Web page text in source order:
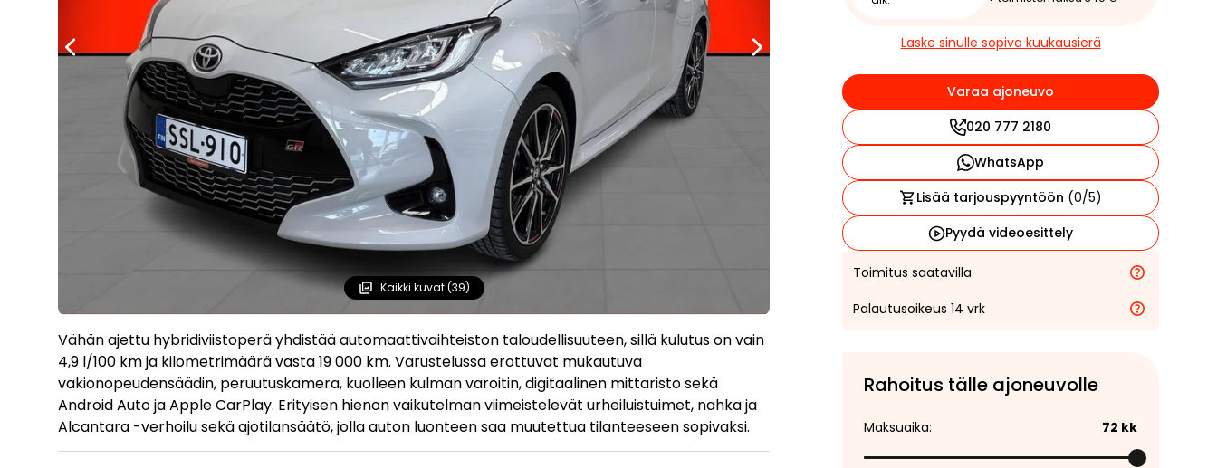
Kaikki kuvat (39)
Vähän ajettu hybridiviistoperä yhdistää automaattivaihteiston taloudellisuuteen, sillä kulutus on vain
4,9 l/100 km ja kilometrimäärä vasta 19 000 km. Varustelussa erottuvat mukautuva
vakionopeudensäädin, peruutuskamera, kuolleen kulman varoitin, digitaalinen mittaristo sekä
Android Auto ja Apple CarPlay. Erityisen hienon vaikutelman viimeistelevät urheiluistuimet, nahka ja
Alcantara -verhoilu sekä ajotilansäätö, jolla auton luonteen saa muutettua tilanteeseen sopivaksi.
Laske sinulle sopiva kuukausierä
Varaa ajoneuvo
020 777 2180
WhatsApp
Lisää tarjouspyyntöön (0/5)
Pyydä videoesittely
Toimitus saatavilla
Palautusoikeus 14 vrk
Rahoitus tälle ajoneuvolle
Maksuaika: 72 kk